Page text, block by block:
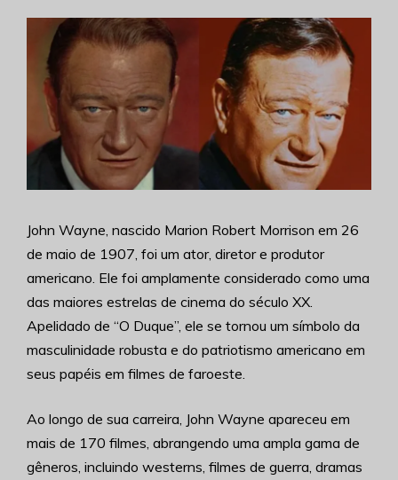
John Wayne, nascido Marion Robert Morrison em 26
de maio de 1907, foi um ator, diretor e produtor
americano. Ele foi amplamente considerado como uma
das maiores estrelas de cinema do século XX.
Apelidado de “O Duque”, ele se tornou um símbolo da
masculinidade robusta e do patriotismo americano em
seus papéis em filmes de faroeste.
Ao longo de sua carreira, John Wayne apareceu em
mais de 170 filmes, abrangendo uma ampla gama de
gêneros, incluindo westerns, filmes de guerra, dramas